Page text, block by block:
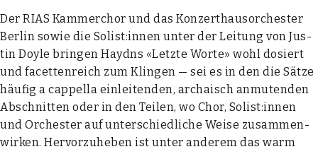
Der RIAS Kam­mer­chor und das Kon­zert­haus­or­ches­ter
Ber­lin sowie die Solist:innen unter der Lei­tung von Jus­
tin Doyle brin­gen Haydns «Letz­te Wor­te» wohl dosiert
und facet­ten­reich zum Klin­gen — sei es in den die Sät­ze
häu­fig a cap­pel­la ein­lei­ten­den, archa­isch anmu­ten­den
Abschnit­ten oder in den Tei­len, wo Chor, Solist:innen
und Orches­ter auf unter­schied­li­che Wei­se zusam­men­
wir­ken. Her­vor­zu­he­ben ist unter ande­rem das warm